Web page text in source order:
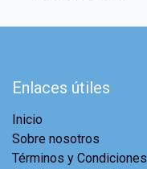
Enlaces útiles
Inicio
Sobre nosotros
Términos y Condiciones